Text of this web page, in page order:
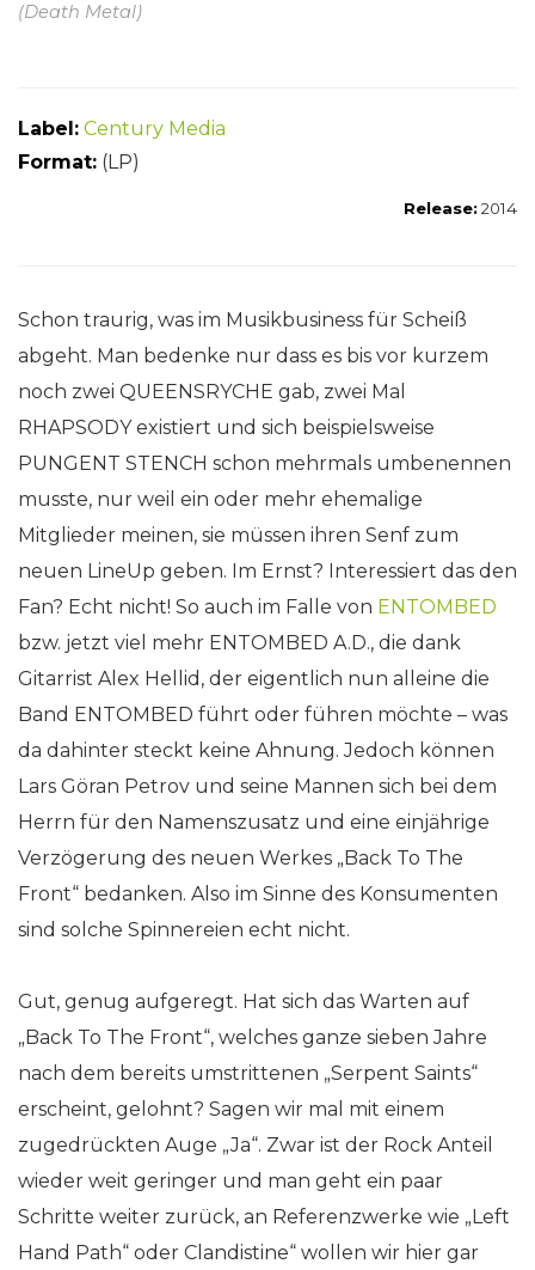
(Death Metal)
Label: Century Media
Format: (LP)
Release: 2014
Schon traurig, was im Musikbusiness für Scheiß
abgeht. Man bedenke nur dass es bis vor kurzem
noch zwei QUEENSRYCHE gab, zwei Mal
RHAPSODY existiert und sich beispielsweise
PUNGENT STENCH schon mehrmals umbenennen
musste, nur weil ein oder mehr ehemalige
Mitglieder meinen, sie müssen ihren Senf zum
neuen LineUp geben. Im Ernst? Interessiert das den
Fan? Echt nicht! So auch im Falle von ENTOMBED
bzw. jetzt viel mehr ENTOMBED A.D., die dank
Gitarrist Alex Hellid, der eigentlich nun alleine die
Band ENTOMBED führt oder führen möchte – was
da dahinter steckt keine Ahnung. Jedoch können
Lars Göran Petrov und seine Mannen sich bei dem
Herrn für den Namenszusatz und eine einjährige
Verzögerung des neuen Werkes „Back To The
Front“ bedanken. Also im Sinne des Konsumenten
sind solche Spinnereien echt nicht.
Gut, genug aufgeregt. Hat sich das Warten auf
„Back To The Front“, welches ganze sieben Jahre
nach dem bereits umstrittenen „Serpent Saints“
erscheint, gelohnt? Sagen wir mal mit einem
zugedrückten Auge „Ja“. Zwar ist der Rock Anteil
wieder weit geringer und man geht ein paar
Schritte weiter zurück, an Referenzwerke wie „Left
Hand Path“ oder Clandistine“ wollen wir hier gar